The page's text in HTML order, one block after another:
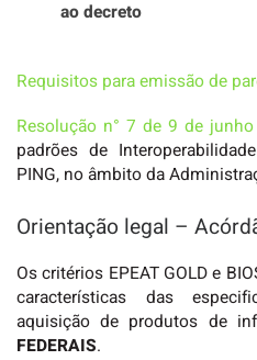
ao decreto
Requisitos para emissão de
Resolução n° 7 de 9 de
padrões de
PING, no âmbito da
Orientação legal –
Os critérios EPEAT GOLD e
características das
aquisição de produtos de
FEDERAIS.